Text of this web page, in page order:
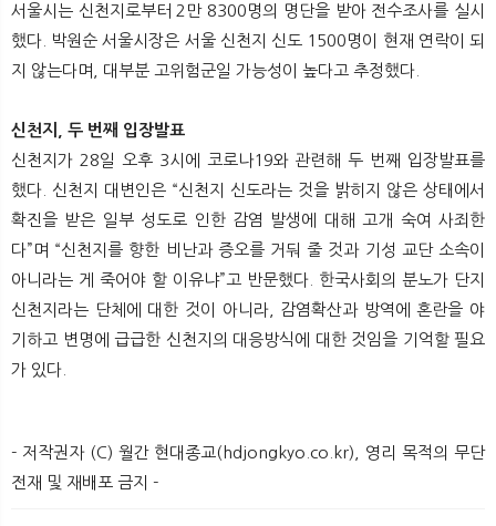
서울시는 신천지로부터 2만 8300명의 명단을 받아 전수조사를 실시
했다. 박원순 서울시장은 서울 신천지 신도 1500명이 현재 연락이 되
지 않는다며, 대부분 고위험군일 가능성이 높다고 추정했다.
신천지, 두 번째 입장발표
신천지가 28일 오후 3시에 코로나19와 관련해 두 번째 입장발표를
했다. 신천지 대변인은 “신천지 신도라는 것을 밝히지 않은 상태에서
확진을 받은 일부 성도로 인한 감염 발생에 대해 고개 숙여 사죄한
다”며 “신천지를 향한 비난과 증오를 거둬 줄 것과 기성 교단 소속이
아니라는 게 죽어야 할 이유냐”고 반문했다. 한국사회의 분노가 단지
신천지라는 단체에 대한 것이 아니라, 감염확산과 방역에 혼란을 야
기하고 변명에 급급한 신천지의 대응방식에 대한 것임을 기억할 필요
가 있다.​
- 저작권자 (C) 월간 현대종교(hdjongkyo.co.kr), 영리 목적의 무단
전재 및 재배포 금지 -